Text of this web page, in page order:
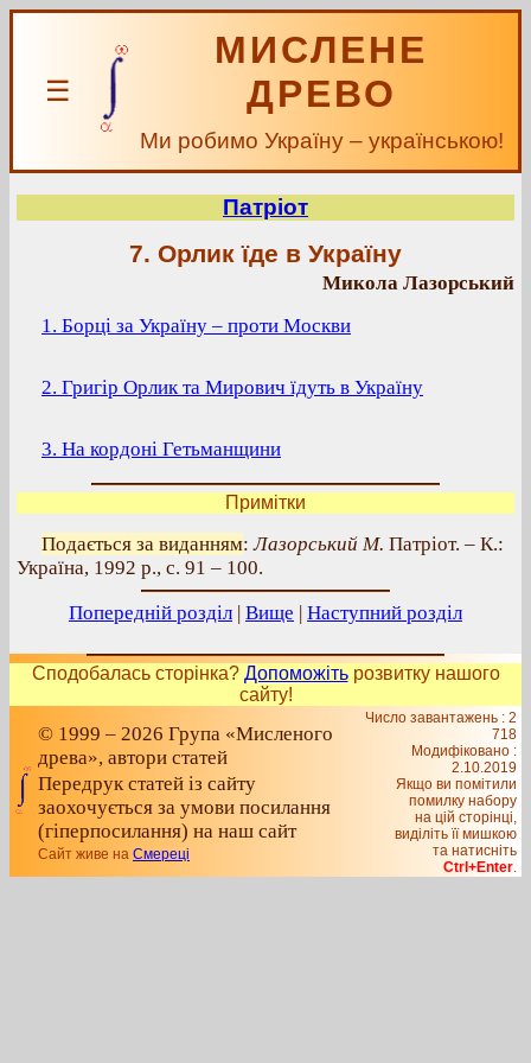
☰
МИСЛЕНЕ
ДРЕВО
Ми робимо Україну – українською!
Патріот
7. Орлик їде в Україну
Микола Лазорський
1. Борці за Україну – проти Москви
2. Григір Орлик та Мирович їдуть в Україну
3. На кордоні Гетьманщини
Примітки
Подається за виданням:Лазорський М. Патріот. – К.:
Україна, 1992 р., с. 91 – 100.
Попередній розділ | Вище | Наступний розділ
Сподобалась сторінка? Допоможітьрозвитку нашого
сайту!
© 1999 – 2026 Група «Мисленого
древа», автори статей
Передрук статей із сайту
заохочується за умови посилання
(гіперпосилання) на наш сайт
Сайт живе на Смереці
Число завантажень : 2
718
Модифіковано :
2.10.2019
Якщо ви помітили
помилку набору
на цiй сторiнцi,
видiлiть її мишкою
та натисніть
Ctrl+Enter.